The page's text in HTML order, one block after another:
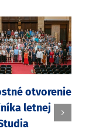
otvorenie
letnej